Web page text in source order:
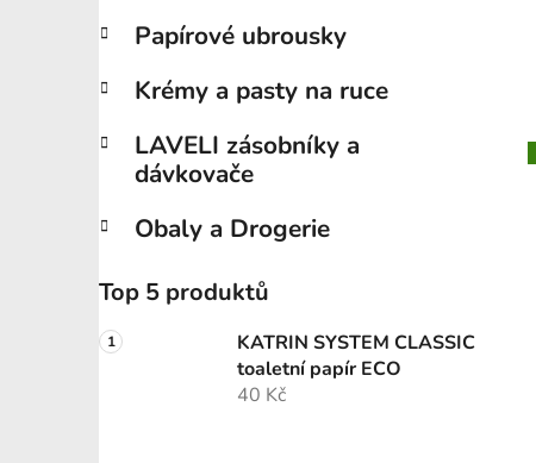
Papírové ubrousky
Krémy a pasty na ruce
LAVELI zásobníky a
dávkovače
Obaly a Drogerie
Top 5 produktů
KATRIN SYSTEM CLASSIC
toaletní papír ECO
40 Kč